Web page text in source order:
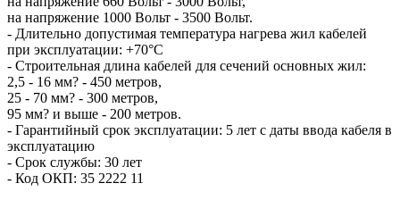
на напряжение 1000 Вольт - 3500 Вольт.
- Длительно допустимая температура нагрева жил кабелей
при эксплуатации: +70°С
- Строительная длина кабелей для сечений основных жил:
2,5 - 16 мм? - 450 метров,
25 - 70 мм? - 300 метров,
95 мм? и выше - 200 метров.
- Гарантийный срок эксплуатации: 5 лет с даты ввода кабеля в
эксплуатацию
- Срок службы: 30 лет
- Код ОКП: 35 2222 11